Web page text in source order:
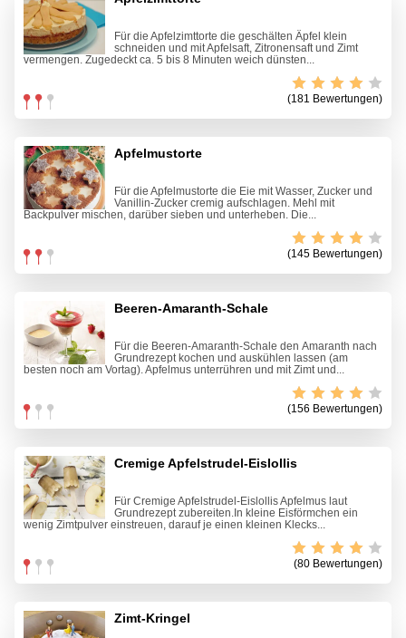
Für die Apfelzimttorte die geschälten Äpfel klein
schneiden und mit Apfelsaft, Zitronensaft und Zimt
vermengen. Zugedeckt ca. 5 bis 8 Minuten weich dünsten...
(181 Bewertungen)
Apfelmustorte
Für die Apfelmustorte die Eie mit Wasser, Zucker und
Vanillin-Zucker cremig aufschlagen. Mehl mit
Backpulver mischen, darüber sieben und unterheben. Die...
(145 Bewertungen)
Beeren-Amaranth-Schale
Für die Beeren-Amaranth-Schale den Amaranth nach
Grundrezept kochen und auskühlen lassen (am
besten noch am Vortag). Apfelmus unterrühren und mit Zimt und...
(156 Bewertungen)
Cremige Apfelstrudel-Eislollis
Für Cremige Apfelstrudel-Eislollis Apfelmus laut
Grundrezept zubereiten.In kleine Eisförmchen ein
wenig Zimtpulver einstreuen, darauf je einen kleinen Klecks...
(80 Bewertungen)
Zimt-Kringel